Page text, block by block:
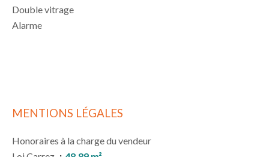
Double vitrage
Alarme
MENTIONS LÉGALES
Honoraires à la charge du vendeur